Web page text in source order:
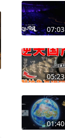
07:03
05:23
01:40